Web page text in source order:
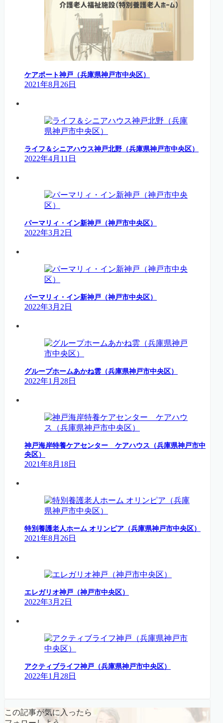
ケアポート神戸（兵庫県神戸市中央区）
2021年8月26日
ライフ＆シニアハウス神戸北野（兵庫県神戸市中央区）
2022年4月11日
パーマリィ・イン新神戸（神戸市中央区）
2022年3月2日
パーマリィ・イン新神戸（神戸市中央区）
2022年3月2日
グループホームあかね雲（兵庫県神戸市中央区）
2022年1月28日
神戸海岸特養ケアセンター ケアハウス（兵庫県神戸市中
央区）
2021年8月18日
特別養護老人ホーム オリンピア（兵庫県神戸市中央区）
2021年8月26日
エレガリオ神戸（神戸市中央区）
2022年3月2日
アクティブライフ神戸（兵庫県神戸市中央区）
2022年1月28日
この記事が気に入ったら